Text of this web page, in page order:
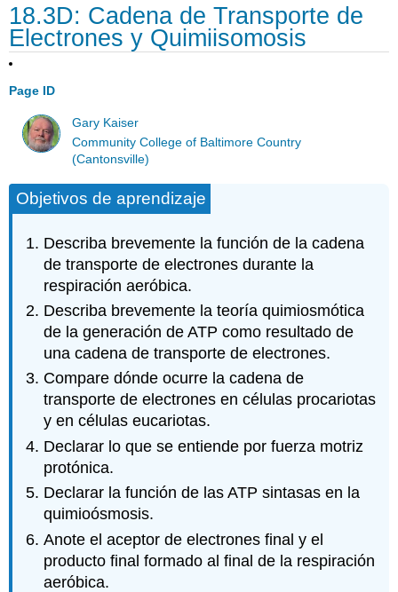
18.3D: Cadena de Transporte de
Electrones y Quimiisomosis
Page ID
Gary Kaiser
Community College of Baltimore Country
(Cantonsville)
Objetivos de aprendizaje
Describa brevemente la función de la cadena
de transporte de electrones durante la
respiración aeróbica.
Describa brevemente la teoría quimiosmótica
de la generación de ATP como resultado de
una cadena de transporte de electrones.
Compare dónde ocurre la cadena de
transporte de electrones en células procariotas
y en células eucariotas.
Declarar lo que se entiende por fuerza motriz
protónica.
Declarar la función de las ATP sintasas en la
quimioósmosis.
Anote el aceptor de electrones final y el
producto final formado al final de la respiración
aeróbica.